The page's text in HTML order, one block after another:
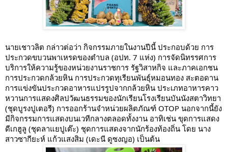
นายเชาวลิต กล่าวต่อว่า กิจกรรมภายในงานปีนี้ ประกอบด้วย การ
ประกวดขบวนพาเหรดของตำบล (อปท. 7 แห่ง) การจัดนิทรรศการ
บริการให้ความรู้ของหน่วยงานราชการ รัฐวิสาหกิจ และภาคเอกชน
การประกวดกล้วยหิน การประกวดทุเรียนพันธุ์หมอนทอง สะตอดาน
การแข่งขันประกวดอาหารแปรรูปจากกล้วยหิน ประเภทอาหารคาว
หวานการแสดงศิลปวัฒนธรรมของนักเรียนโรงเรียนบันนังสตาวิทยา
(ชุดบูรงปูเตอรี) การออกร้านจำหน่วยผลิตภัณฑ์ OTOP นอกจากนี้ยัง
มีกิจกรรมการแสดงบนเวทีกลางตลอดทั้งงาน อาทิเช่น ขุดการแสดง
ดีเกฮูลู (ชุดลาแยปูเต๊ะ) ชุดการแสดงจากนักร้องท้องถิ่น โดย นาง
สาวซากียะห์ แก้วแสงสิม (เดะนี ดูซงญอ) เป็นต้น